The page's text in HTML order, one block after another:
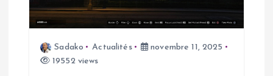
Sadako Actualités
novembre 11, 2025
19552 views